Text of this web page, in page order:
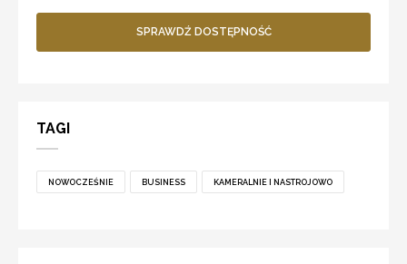
SPRAWDŹ DOSTĘPNOŚĆ
TAGI
NOWOCZEŚNIE BUSINESS KAMERALNIE I NASTROJOWO